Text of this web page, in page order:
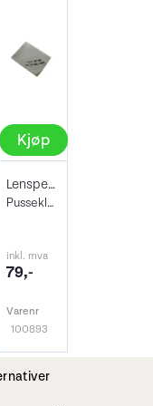
Kjøp
Lenspen Photo Microklear Cloth
Pusseklut i microfiber
inkl. mva
79,-
Varenr
100893